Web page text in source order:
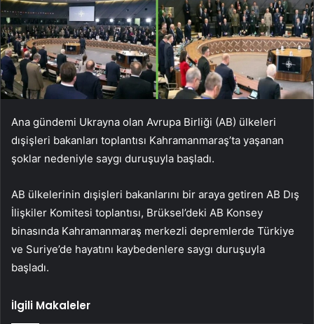
Ana gündemi Ukrayna olan Avrupa Birliği (AB) ülkeleri
dışişleri bakanları toplantısı Kahramanmaraş’ta yaşanan
şoklar nedeniyle saygı duruşuyla başladı.
AB ülkelerinin dışişleri bakanlarını bir araya getiren AB Dış
İlişkiler Komitesi toplantısı, Brüksel’deki AB Konsey
binasında Kahramanmaraş merkezli depremlerde Türkiye
ve Suriye’de hayatını kaybedenlere saygı duruşuyla
başladı.
İlgili Makaleler